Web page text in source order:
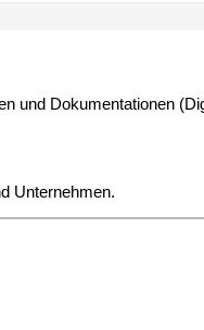
und Dokumentationen
Unternehmen.